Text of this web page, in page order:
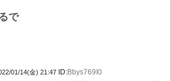
で
01/14(金) 21:47 ID:Bbys769I0